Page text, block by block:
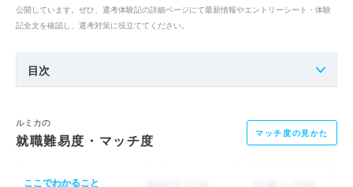
公開しています。ぜひ、選考体験記の詳細ページにて最新情報やエントリーシート・体験
記全文を確認し、選考対策に役立ててください。
目次
ルミカの
就職難易度・マッチ度 マッチ度の見かた
ここでわかること